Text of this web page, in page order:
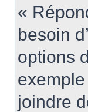
«
besoin
options
joindre